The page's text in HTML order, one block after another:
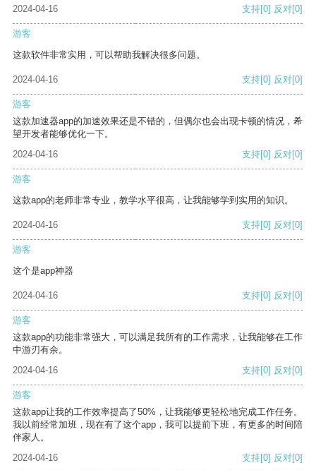
2024-04-16 支持[0] 反对[0]
游客
这款软件非常实用，可以帮助我解决很多问题。
2024-04-16 支持[0] 反对[0]
游客
这款加速器app的加速效果还是不错的，但偶尔也会出现卡顿的情况，希
望开发者能够优化一下。
2024-04-16
支持[0] 反对[0]
游客
这款app的老师非常专业，教学水平很高，让我能够学到实用的知识。
2024-04-16 支持[0] 反对[0]
游客
这个是app神器
2024-04-16 支持[0] 反对[0]
游客
这款app的功能非常强大，可以满足我所有的工作需求，让我能够在工作
中游刃有余。
2024-04-16
支持[0] 反对[0]
游客
这款app让我的工作效率提高了50%，让我能够更轻松地完成工作任务。
我以前经常加班，现在有了这个app，我可以提前下班，有更多的时间陪
伴家人。
2024-04-16
支持[0] 反对[0]